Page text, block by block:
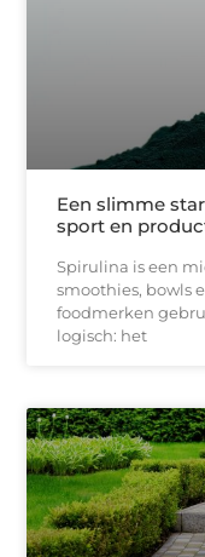
Een slimme
sport en
Spirulina is een
smoothies, bowls
foodmerken
logisch: het